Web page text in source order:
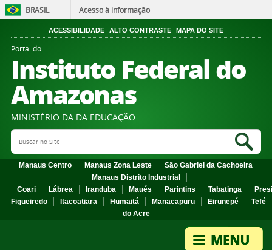
BRASIL Acesso à informação
ACESSIBILIDADE ALTO CONTRASTE MAPA DO SITE
Portal do
Instituto Federal do
Amazonas
MINISTÉRIO DA DA EDUCAÇÃO
Search Site
Manaus Centro Manaus Zona Leste
São Gabriel da Cachoeira
Manaus Distrito Industrial
Coari
Lábrea Iranduba Maués Parintins Tabatinga
Figueiredo
Itacoatiara Humaitá Manacapuru Eirunepé
Tefé
do Acre